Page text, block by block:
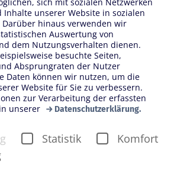
unserer Website in sozialen
hinaus verwenden wir
Auswertung von
dem Nutzungsverhalten dienen.
besuchte Seiten,
Absprungraten der Nutzer
Daten können wir nutzen, um die
Website für Sie zu verbessern.
zur Verarbeitung der erfassten
unserer
Datenschutzerklärung.
Statistik
Komfort
Märkte